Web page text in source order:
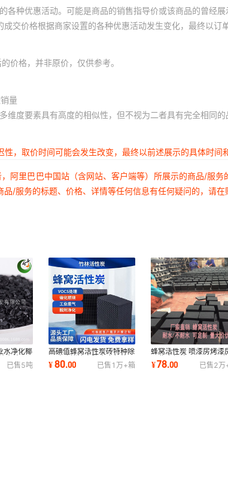
种优惠活动。可能是商品的销售指导价或该商品的曾经展
交价格根据商家设置的各种优惠活动发生变化，最终以订
价格，并非原价，仅供参考。
量
度要素具有高度的相似性，但不视为二者具有完全相同的
，取价时间可能会发生改变，最终以前述展示的具体时间
阿里巴巴中国站（含网站、客户端等）所展示的商品/服
/服务的标题、价格、详情等任何信息有任何疑问的，请
水净化椰
水处理
已售5吨
高碘值蜂窝活性炭砖特种除
异味喷烤漆房防水废气处理
工业用炭炭块
¥80.00 已售 1万+箱
蜂窝活性炭 喷漆房烤漆
工业废气处理VOCs吸附
800碘值防水蜂窝炭
¥78.00 已售2万